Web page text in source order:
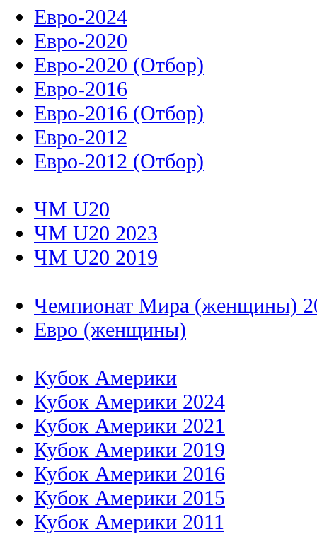
Евро-2024
Евро-2020
Евро-2020 (Отбор)
Евро-2016
Евро-2016 (Отбор)
Евро-2012
Евро-2012 (Отбор)
ЧМ U20
ЧМ U20 2023
ЧМ U20 2019
Чемпионат Мира (женщины)
Евро (женщины)
Кубок Америки
Кубок Америки 2024
Кубок Америки 2021
Кубок Америки 2019
Кубок Америки 2016
Кубок Америки 2015
Кубок Америки 2011